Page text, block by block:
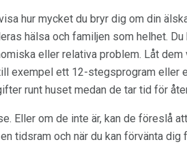
hur mycket du bryr dig om din
hälsa och familjen som helhet.
eller relativa problem. Låt
exempel ett 12-stegsprogram eller
runt huset medan de tar tid för
Eller om de inte är, kan de föreslå
tidsram och när du kan förvänta dig